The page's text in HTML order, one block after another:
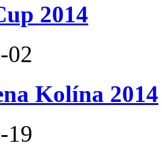
2014
02
Kolína 2014
19